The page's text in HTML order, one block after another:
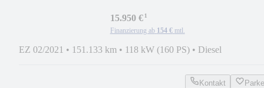
15.950 €¹
Finanzierung ab 154 € mtl.
EZ 02/2021 • 151.133 km • 118 kW (160 PS) • Diesel
Kontakt